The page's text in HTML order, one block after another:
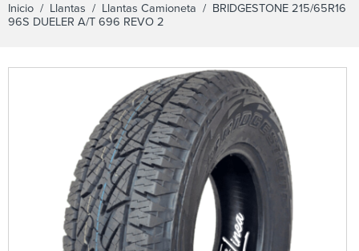
Inicio / Llantas / Llantas Camioneta / BRIDGESTONE 215/65R16
96S DUELER A/T 696 REVO 2